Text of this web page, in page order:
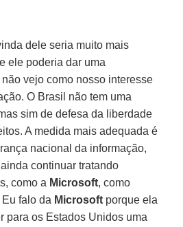
dele seria muito mais
ele poderia dar uma
vejo como nosso interesse
O Brasil não tem uma
sim de defesa da liberdade
A medida mais adequada é
nacional da informação,
continuar tratando
como a Microsoft, como
falo da Microsoft porque ela
para os Estados Unidos uma